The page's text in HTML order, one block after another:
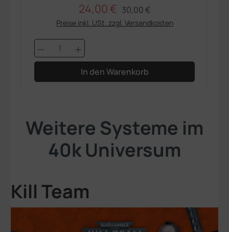
Verkaufspreis:
24,00 € Regulärer Preis:
30,00 €
Preise inkl. USt. zzgl. Versandkosten
Produkt Anzahl: Gib den
In den Warenkorb
Weitere Systeme im
40k Universum
Kill Team